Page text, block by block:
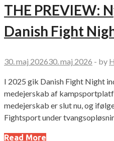
THE PREVIEW:
Danish Fight
30. maj 202630. maj 2026 - by
I 2025 gik Danish Fight Night
medejerskab af
medejerskab er slut nu, og
Fightsport under
Read More